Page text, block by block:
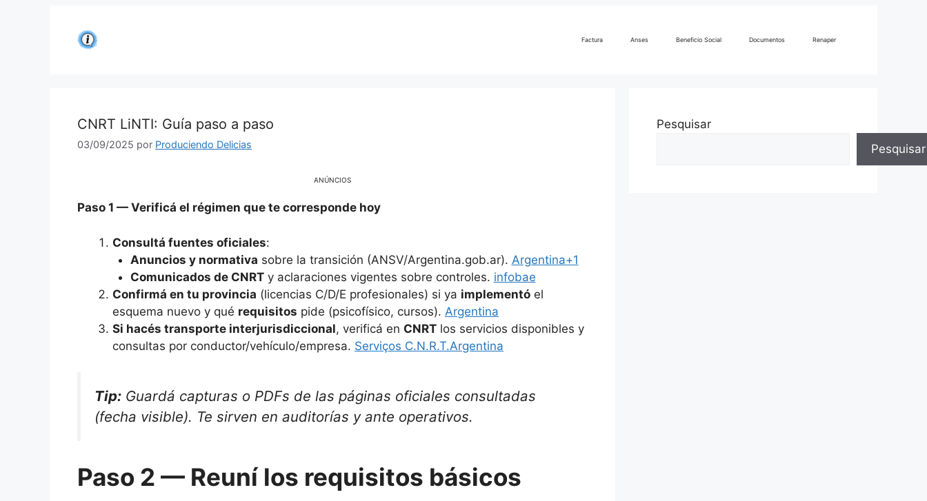
Factura Anses Beneficio Social Documentos Renaper
CNRT LiNTI: Guía paso a paso
03/09/2025 por Produciendo Delicias
ANÚNCIOS
Paso 1 — Verificá el régimen que te corresponde hoy
Consultá fuentes oficiales:
Anuncios y normativa sobre la transición (ANSV/Argentina.gob.ar). Argentina+1
Comunicados de CNRTy aclaraciones vigentes sobre controles. infobae
Confirmá en tu provincia (licencias C/D/E profesionales) si ya implementó el
esquema nuevo y qué requisitos pide (psicofísico, cursos). Argentina
Si hacés transporte interjurisdiccional, verificá en CNRT los servicios disponibles y
consultas por conductor/vehículo/empresa. Serviços C.N.R.T.Argentina
Tip: Guardá capturas o PDFs de las páginas oficiales consultadas
(fecha visible). Te sirven en auditorías y ante operativos.
Paso 2 — Reuní los requisitos básicos
Pesquisar
Pesquisar